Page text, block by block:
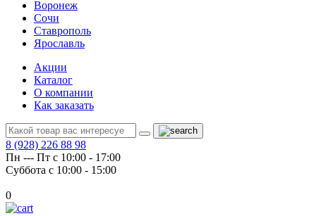
Воронеж
Сочи
Ставрополь
Ярославль
Акции
Каталог
О компании
Как заказать
8 (928) 226 88 98
Пн --- Пт с 10:00 - 17:00
Суббота с 10:00 - 15:00
0